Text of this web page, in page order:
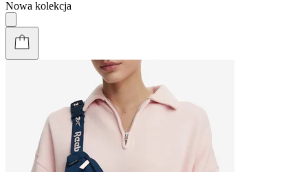
Nowa kolekcja